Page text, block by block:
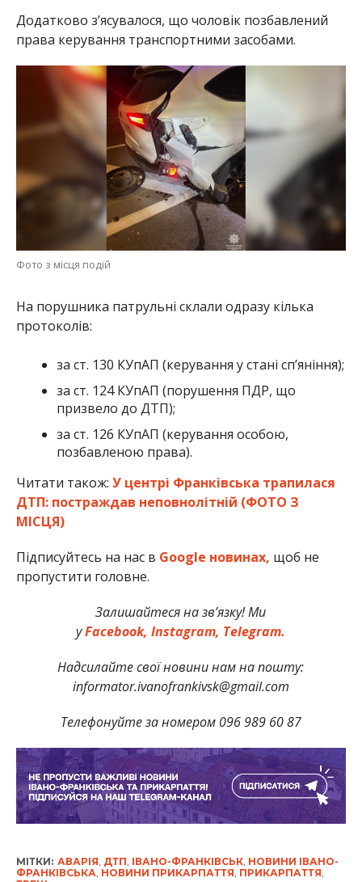
Додатково з’ясувалося, що чоловік позбавлений
права керування транспортними засобами.
Фото з місця подій
На порушника патрульні склали одразу кілька
протоколів:
за ст. 130 КУпАП (керування у стані сп’яніння);
за ст. 124 КУпАП (порушення ПДР, що
призвело до ДТП);
за ст. 126 КУпАП (керування особою,
позбавленою права).
Читати також: У центрі Франківська трапилася
ДТП: постраждав неповнолітній (ФОТО З
МІСЦЯ)
Підписуйтесь на нас в Google новинах, щоб не
пропустити головне.
Залишайтеся на зв’язку! Ми
уFacebook, Instagram, Telegram.
Надсилайте свої новини нам на пошту:
informator.ivanofrankivsk@gmail.com
Телефонуйте за номером 096 989 60 87
МІТКИ: АВАРІЯ, ДТП, ІВАНО-ФРАНКІВСЬК, НОВИНИ ІВАНО-
ФРАНКІВСЬКА, НОВИНИ ПРИКАРПАТТЯ, ПРИКАРПАТТЯ,